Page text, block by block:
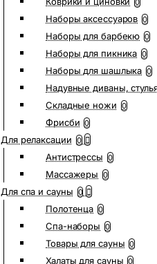
0
Наборы аксессуаров 0
Наборы для барбекю 0
Наборы для пикника 0
Наборы для шашлыка 0
Надувные диваны,
Складные ножи 0
Фрисби 0
Для релаксации 0
Антистрессы 0
Массажеры 0
Для спа и сауны 0
Полотенца 0
Спа-наборы 0
Товары для сауны 0
Халаты для сауны 0